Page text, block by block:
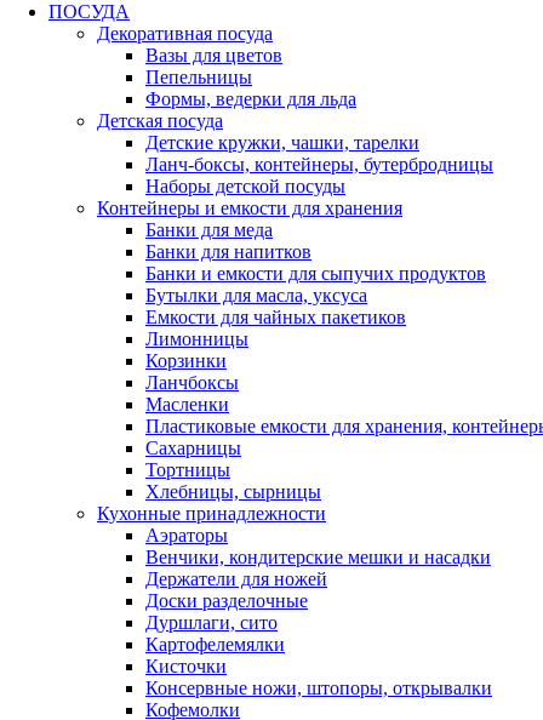
ПОСУДА
Декоративная посуда
Вазы для цветов
Пепельницы
Формы, ведерки для льда
Детская посуда
Детские кружки, чашки, тарелки
Ланч-боксы, контейнеры, бутербродницы
Наборы детской посуды
Контейнеры и емкости для хранения
Банки для меда
Банки для напитков
Банки и емкости для сыпучих продуктов
Бутылки для масла, уксуса
Емкости для чайных пакетиков
Лимонницы
Корзинки
Ланчбоксы
Масленки
Пластиковые емкости для хранения,
Сахарницы
Тортницы
Хлебницы, сырницы
Кухонные принадлежности
Аэраторы
Венчики, кондитерские мешки и насадки
Держатели для ножей
Доски разделочные
Дуршлаги, сито
Картофелемялки
Кисточки
Консервные ножи, штопоры, открывалки
Кофемолки